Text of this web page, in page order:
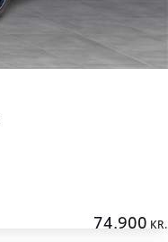
74.900 KR.